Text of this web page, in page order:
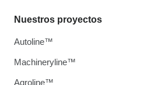
Nuestros proyectos
Autoline™
Machineryline™
Agroline™